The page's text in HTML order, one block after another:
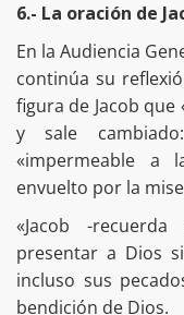
6.- La oración de
En la Audiencia
continúa su
figura de Jacob
y sale
«impermeable a
envuelto por la
«Jacob -
presentar a Dios
incluso sus
bendición de Dios.